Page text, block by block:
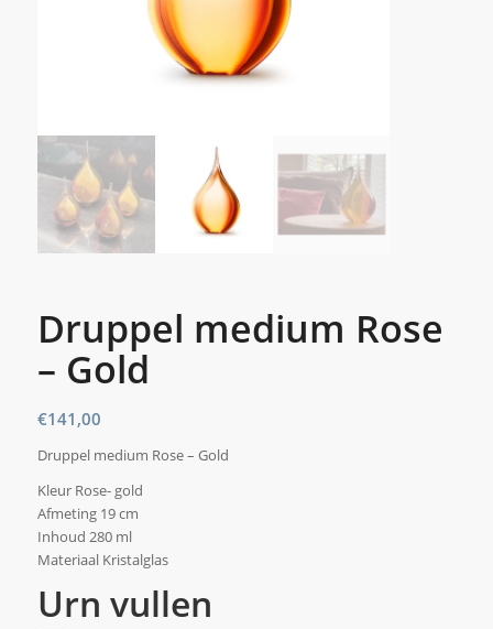
Druppel medium Rose
– Gold
€141,00
Druppel medium Rose – Gold
Kleur Rose- gold
Afmeting 19 cm
Inhoud 280 ml
Materiaal Kristalglas
Urn vullen